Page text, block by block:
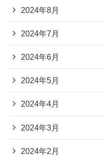
2024年8月
2024年7月
2024年6月
2024年5月
2024年4月
2024年3月
2024年2月